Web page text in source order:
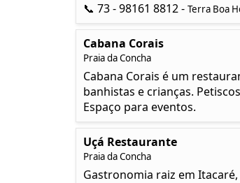
📞 73 - 98161 8812 - Terra Boa
Cabana Corais
Praia da Concha
Cabana Corais é um
banhistas e crianças.
Espaço para eventos.
Uçá Restaurante
Praia da Concha
Gastronomia raiz em